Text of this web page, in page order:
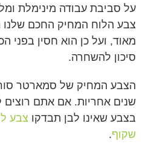
על סביבת עבודה מינימלת
צבע הלוח המחיק החכם שלנו
מאוד, ועל כן הוא חסין בפני
סיכון להשחרה.
שנים אחריות. אם אתם
בצבע שאינו לבן תבדקו צבע
שקוף.